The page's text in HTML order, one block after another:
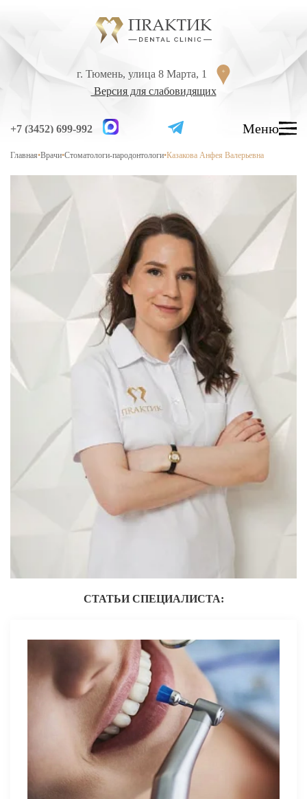
г. Тюмень, улица 8 Марта, 1
Версия для слабовидящих
+7 (3452) 699-992 Меню
Главная•Врачи•Стоматологи-пародонтологи•Казакова Анфея Валерьевна
г. Тюмень, улица 8 Марта, 1
Версия для слабовидящих
+7 (3452) 699-992 Меню
УСЛУГИ
ЛЕЧЕНИЕ ЗУБОВ
Лечение кариеса
Лечение высокой чувствительности зубов
Лечение зубов за один день
Лечение пульпита и периодонтита
Лечение пародонтита
Наращивание зуба
ИСПРАВЛЕНИЕ ПРИКУСА
Металлические брекеты
Установка брекетов
Самолигирующие брекеты
ЛЕЧЕНИЕ ДЕСЕН, ПАРАДОНТИТА
ЛЕЧЕНИЕ ЗУБОВ ПОД НАРКОЗОМ
ИМПЛАНТАЦИЯ ЗУБОВ
Одномоментная имплантация
Синус-лифтинг и костная пластика
СТАТЬИ СПЕЦИАЛИСТА: